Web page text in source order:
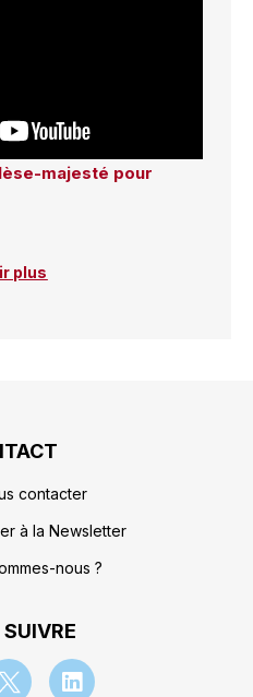
majesté pour
plus
contacter
à la Newsletter
nous ?